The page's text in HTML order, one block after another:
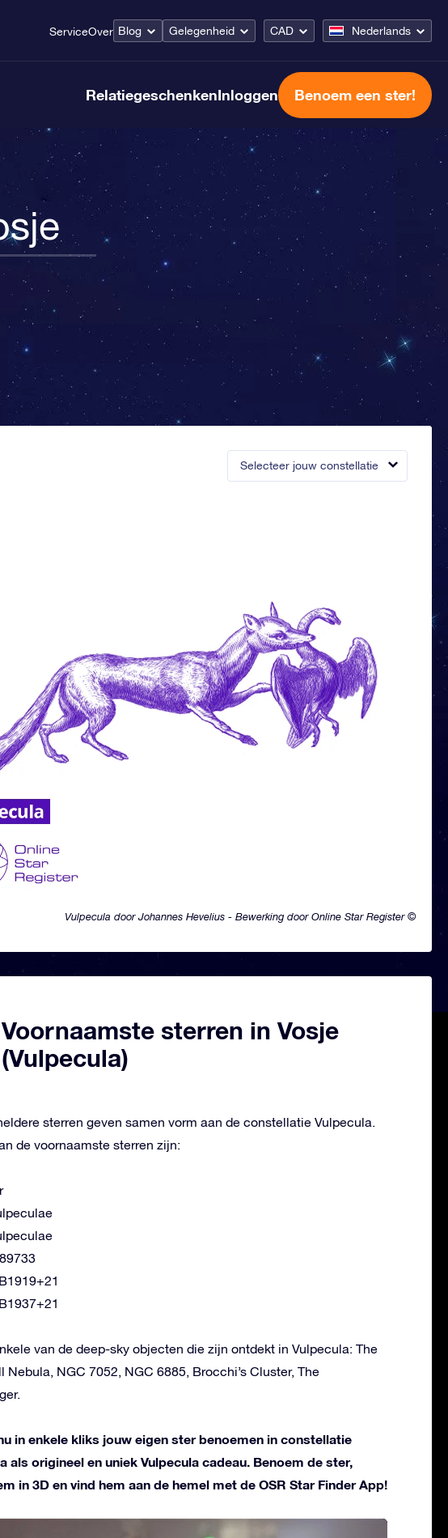
ServiceOver Blog Gelegenheid CAD Nederlands
RelatiegeschenkenInloggen Benoem een ster!
Selecteer jouw constellatie
Vulpecula door Johannes Hevelius - Bewerking door Online Star Register ©
Voornaamste sterren in Vosje
(Vulpecula)
sterren geven samen vorm aan de constellatie Vulpecula.
de voornaamste sterren zijn:
van de deep-sky objecten die zijn ontdekt in Vulpecula: The
Nebula, NGC 7052, NGC 6885, Brocchi’s Cluster, The
in enkele kliks jouw eigen ster benoemen in constellatie
als origineel en uniek Vulpecula cadeau. Benoem de ster,
in 3D en vind hem aan de hemel met de OSR Star Finder App!